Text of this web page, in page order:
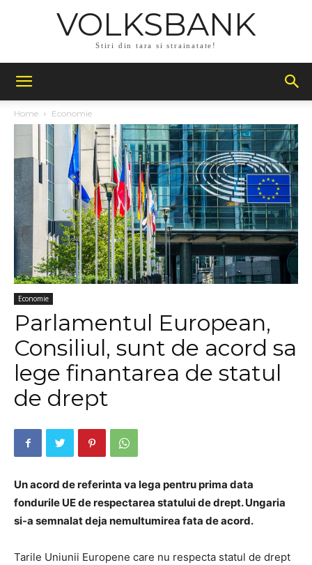
VOLKSBANK
Stiri din tara si strainatate!
Home Economie
Economie
Parlamentul European,
Consiliul, sunt de acord sa
lege finantarea de statul
de drept
Un acord de referinta va lega pentru prima data
fondurile UE de respectarea statului de drept. Ungaria
si-a semnalat deja nemultumirea fata de acord.
Tarile Uniunii Europene care nu respecta statul de drept